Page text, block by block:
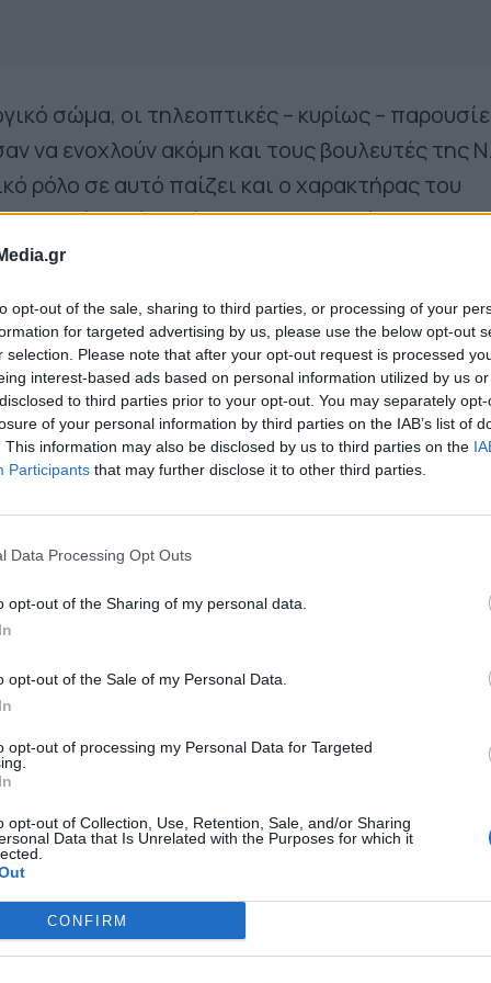
opt-out of the sale, sharing to third parties, or processing of your
for targeted advertising by us, please use the below opt-out
selection. Please note that after your opt-out request is processed
interest-based ads based on personal information utilized by us
to third parties prior to your opt-out. You may separately
of your personal information by third parties on the IAB’s list of
This information may also be disclosed by us to third parties on the
Participants that may further disclose it to other third parties.
Data Processing Opt Outs
opt-out of the Sharing of my personal data.
opt-out of the Sale of my Personal Data.
opt-out of processing my Personal Data for Targeted
opt-out of Collection, Use, Retention, Sale, and/or Sharing
Data that Is Unrelated with the Purposes for which it
CONFIRM
σώμα, οι τηλεοπτικές – κυρίως –
να ενοχλούν ακόμη και τους βουλευτές της
ρόλο σε αυτό παίζει και ο χαρακτήρας του
οποίο πλέον πέραν την αλαζονείας,
κόστος για την ΝΔ και προσωπικά για τον
εμφανίσεις του αναπληρωτή εκπροσώπου
Κυρανάκη.
τελευταίος ανήκει στην κατηγορία των
μπροστά από τις κάμερες η νέα ηγεσία της
κανείς, το μέγεθος της
προφανώς υπό το άγχος της εκλογής του,
μετεξελιχθεί (τουλάχιστον στο δημόσιο λόγο